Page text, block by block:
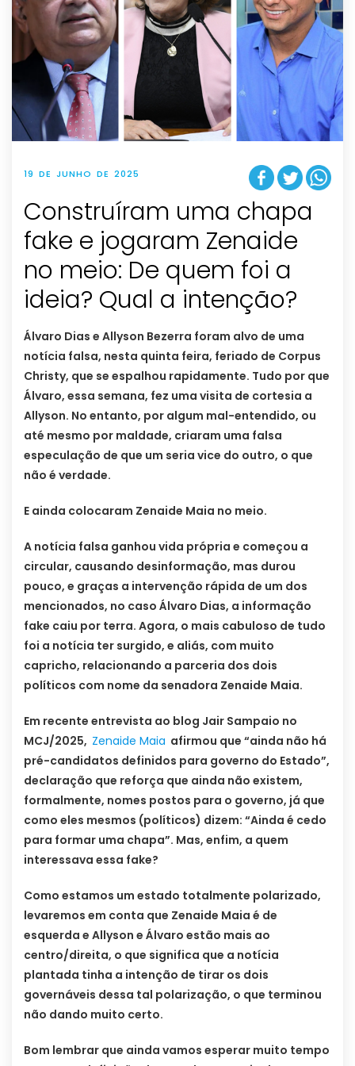
19 DE JUNHO DE 2025
Construíram uma chapa
fake e jogaram Zenaide
no meio: De quem foi a
ideia? Qual a intenção?
Álvaro Dias e Allyson Bezerra foram alvo de uma
notícia falsa, nesta quinta feira, feriado de Corpus
Christy, que se espalhou rapidamente. Tudo por que
Álvaro, essa semana, fez uma visita de cortesia a
Allyson. No entanto, por algum mal-entendido, ou
até mesmo por maldade, criaram uma falsa
especulação de que um seria vice do outro, o que
não é verdade.
E ainda colocaram Zenaide Maia no meio.
A notícia falsa ganhou vida própria e começou a
circular, causando desinformação, mas durou
pouco, e graças a intervenção rápida de um dos
mencionados, no caso Álvaro Dias, a informação
fake caiu por terra. Agora, o mais cabuloso de tudo
foi a notícia ter surgido, e aliás, com muito
capricho, relacionando a parceria dos dois
políticos com nome da senadora Zenaide Maia.
Em recente entrevista ao blog Jair Sampaio no
MCJ/2025, Zenaide Maia afirmou que “ainda não há
pré-candidatos definidos para governo do Estado”,
declaração que reforça que ainda não existem,
formalmente, nomes postos para o governo, já que
como eles mesmos (políticos) dizem: “Ainda é cedo
para formar uma chapa”. Mas, enfim, a quem
interessava essa fake?
Como estamos um estado totalmente polarizado,
levaremos em conta que Zenaide Maia é de
esquerda e Allyson e Álvaro estão mais ao
centro/direita, o que significa que a notícia
plantada tinha a intenção de tirar os dois
governáveis dessa tal polarização, o que terminou
não dando muito certo.
Bom lembrar que ainda vamos esperar muito tempo